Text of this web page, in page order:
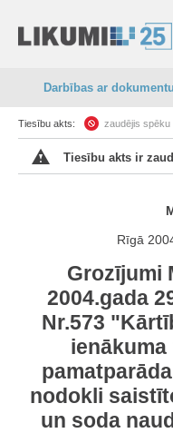
Darbības ar dokumentu
Tiesību akts: zaudējis spēku
Tiesību akts ir
Rīgā
Grozījumi
2004.gada
Nr.573
nodokli
un soda